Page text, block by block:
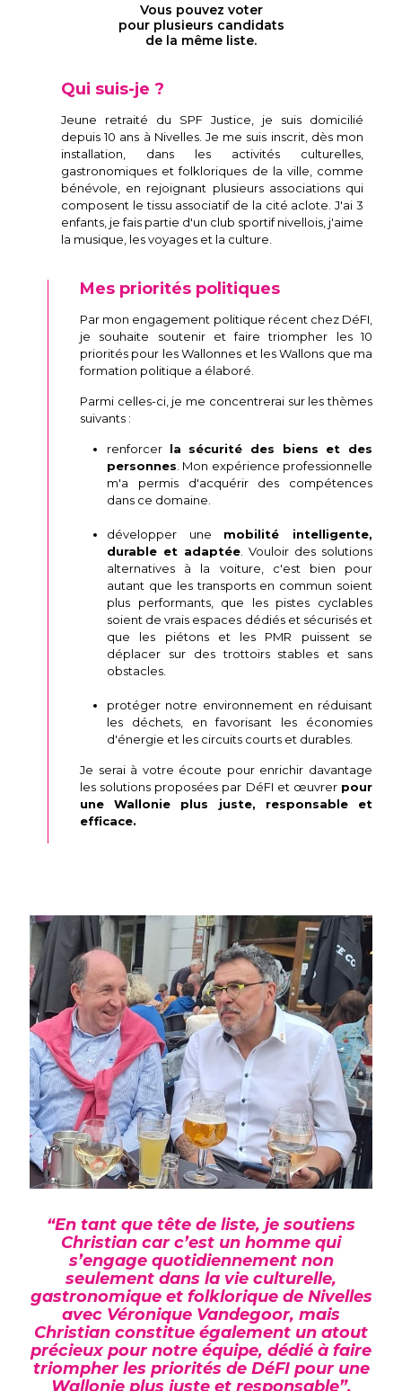
Vous pouvez voter
pour plusieurs candidats
de la même liste.
Qui suis-je ?
Jeune retraité du SPF Justice, je suis domicilié
depuis 10 ans à Nivelles. Je me suis inscrit, dès mon
installation, dans les activités culturelles,
gastronomiques et folkloriques de la ville, comme
bénévole, en rejoignant plusieurs associations qui
composent le tissu associatif de la cité aclote. J'ai 3
enfants, je fais partie d'un club sportif nivellois, j'aime
la musique, les voyages et la culture.
Mes priorités politiques
Par mon engagement politique récent chez DéFI,
je souhaite soutenir et faire triompher les 10
priorités pour les Wallonnes et les Wallons que ma
formation politique a élaboré.
Parmi celles-ci, je me concentrerai sur les thèmes
suivants :
renforcer la sécurité des biens et des
personnes . Mon expérience professionnelle
m'a permis d'acquérir des compétences
dans ce domaine.
développer une mobilité intelligente,
durable et adaptée . Vouloir des solutions
alternatives à la voiture, c'est bien pour
autant que les transports en commun soient
plus performants, que les pistes cyclables
soient de vrais espaces dédiés et sécurisés et
que les piétons et les PMR puissent se
déplacer sur des trottoirs stables et sans
obstacles.
protéger notre environnement en réduisant
les déchets, en favorisant les économies
d'énergie et les circuits courts et durables.
Je serai à votre écoute pour enrichir davantage
les solutions proposées par DéFI et œuvrer pour
une Wallonie plus juste, responsable et
efficace.
“En tant que tête de liste, je soutiens
Christian car c’est un homme qui
s’engage quotidiennement non
seulement dans la vie culturelle,
gastronomique et folklorique de Nivelles
avec Véronique Vandegoor, mais
Christian constitue également un atout
précieux pour notre équipe, dédié à faire
triompher les priorités de DéFI pour une
Wallonie plus juste et responsable”.